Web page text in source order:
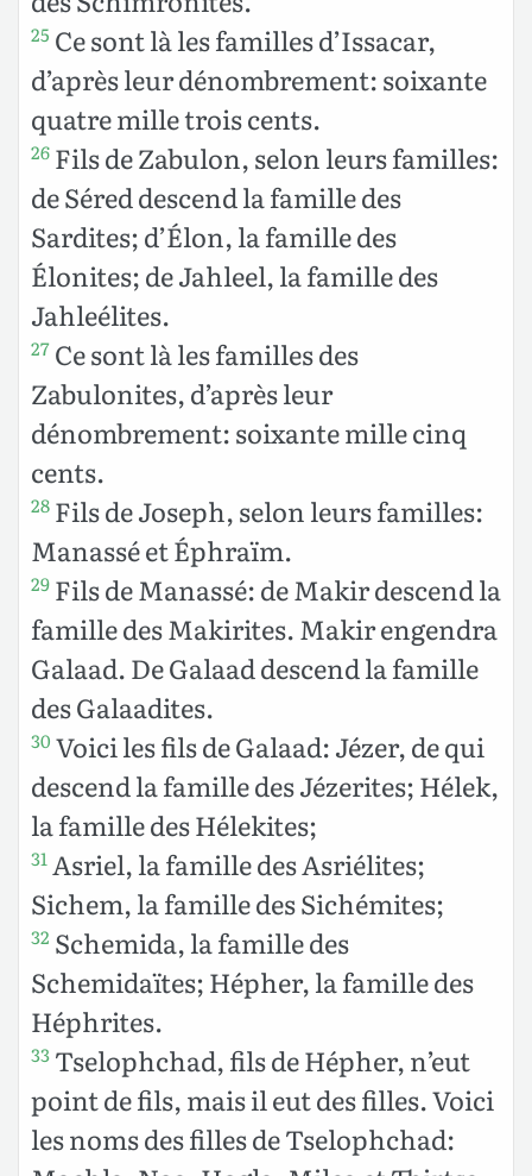
25 Ce sont là les familles d’Issacar,
d’après leur dénombrement: soixante
quatre mille trois cents.
26 Fils de Zabulon, selon leurs familles:
de Séred descend la famille des
Sardites; d’Élon, la famille des
Élonites; de Jahleel, la famille des
Jahleélites.
27 Ce sont là les familles des
Zabulonites, d’après leur
dénombrement: soixante mille cinq
cents.
28 Fils de Joseph, selon leurs familles:
Manassé et Éphraïm.
29 Fils de Manassé: de Makir descend la
famille des Makirites. Makir engendra
Galaad. De Galaad descend la famille
des Galaadites.
30 Voici les fils de Galaad: Jézer, de qui
descend la famille des Jézerites; Hélek,
la famille des Hélekites;
31Asriel, la famille des Asriélites;
Sichem, la famille des Sichémites;
32 Schemida, la famille des
Schemidaïtes; Hépher, la famille des
Héphrites.
33 Tselophchad, fils de Hépher, n’eut
point de fils, mais il eut des filles. Voici
les noms des filles de Tselophchad: